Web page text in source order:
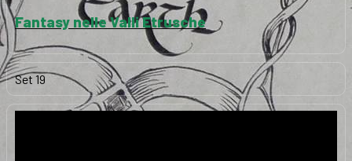
Fantasy nelle Valli Etrusche
Set 19